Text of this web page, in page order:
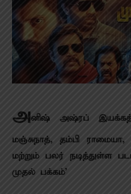
அனிஷ் அஷ்ரப்
மஞ்சுநாத், தம்பி
மற்றும் பலர் நடித்துள்ள
முதல் பக்கம்’